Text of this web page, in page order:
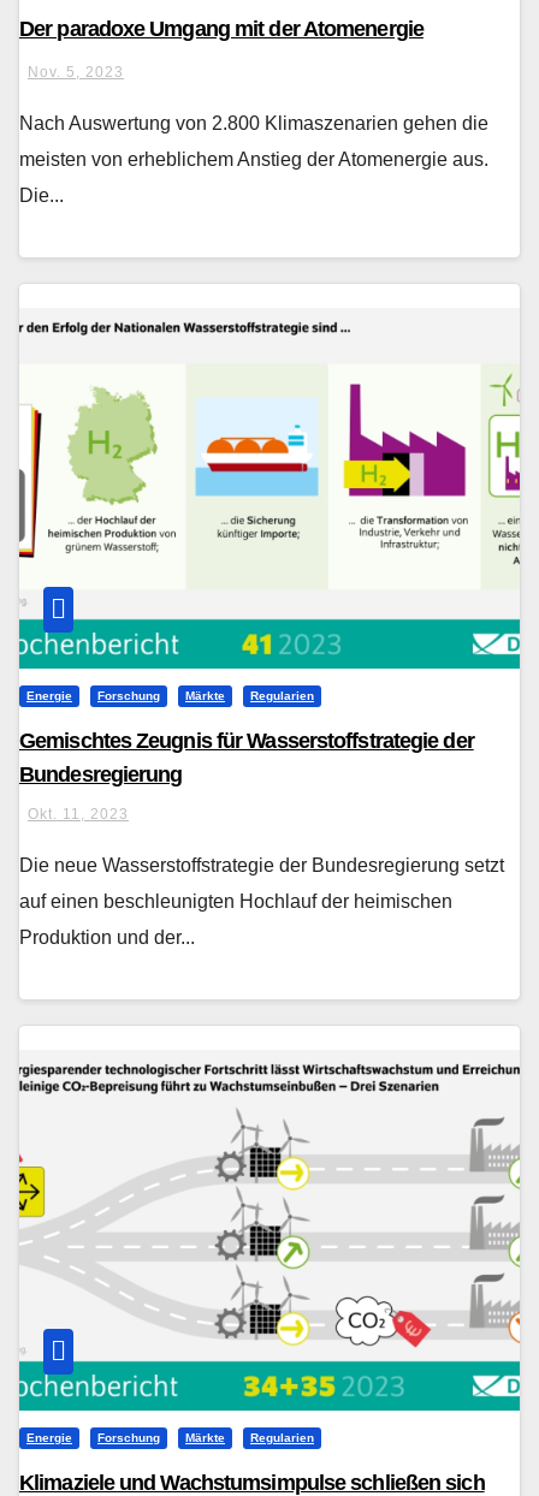
Der paradoxe Umgang mit der Atomenergie
Nov. 5, 2023
Nach Auswertung von 2.800 Klimaszenarien gehen die
meisten von erheblichem Anstieg der Atomenergie aus.
Die...
Energie Forschung Märkte Regularien
Gemischtes Zeugnis für Wasserstoffstrategie der
Bundesregierung
Okt. 11, 2023
Die neue Wasserstoffstrategie der Bundesregierung setzt
auf einen beschleunigten Hochlauf der heimischen
Produktion und der...
Energie Forschung Märkte Regularien
Klimaziele und Wachstumsimpulse schließen sich